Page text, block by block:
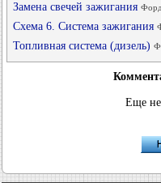
Замена свечей зажигания
Схема 6. Система зажигания
Топливная система (дизель)
Еще